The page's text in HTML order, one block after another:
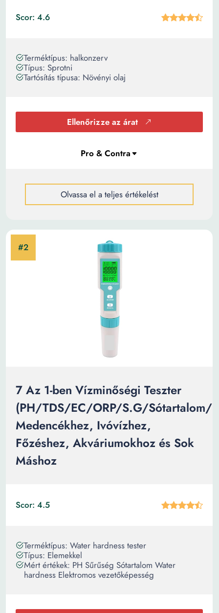
Scor: 4.6
Terméktípus: halkonzerv
Típus: Sprotni
Tartósítás típusa: Növényi olaj
Ellenőrizze az árat
Olvassa el a teljes értékelést
7 Az 1-ben Vízminőségi Teszter
(PH/TDS/EC/ORP/S.G/Sótartalom/
Medencékhez, Ivóvízhez,
Főzéshez, Akváriumokhoz és Sok
Máshoz
Scor: 4.5
Terméktípus: Water hardness tester
Típus: Elemekkel
Mért értékek: PH Sűrűség Sótartalom Water
hardness Elektromos vezetőképesség